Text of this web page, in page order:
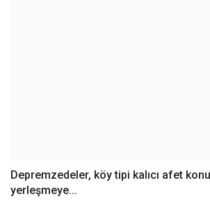
Depremzedeler, köy tipi kalıcı afet
yerleşmeye...